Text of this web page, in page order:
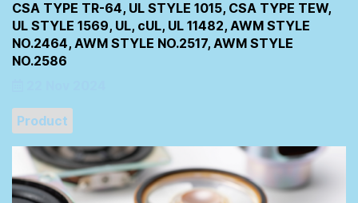
CSA TYPE TR-64, UL STYLE 1015, CSA TYPE TEW,
UL STYLE 1569, UL, cUL, UL 11482, AWM STYLE
NO.2464, AWM STYLE NO.2517, AWM STYLE
NO.2586
Product